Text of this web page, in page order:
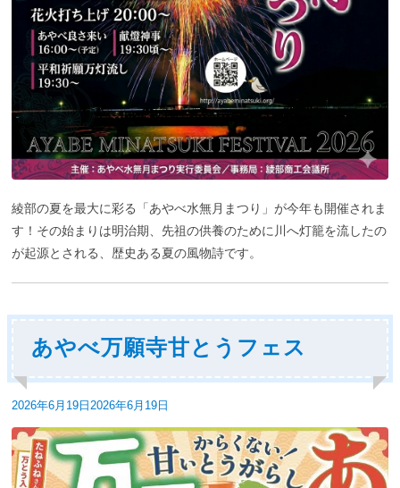
綾部の夏を最大に彩る「あやべ水無月まつり」が今年も開催されま
す！その始まりは明治期、先祖の供養のために川へ灯籠を流したの
が起源とされる、歴史ある夏の風物詩です。
あやべ万願寺甘とうフェス
投
日:
2026年6月19日 2026年6月19日